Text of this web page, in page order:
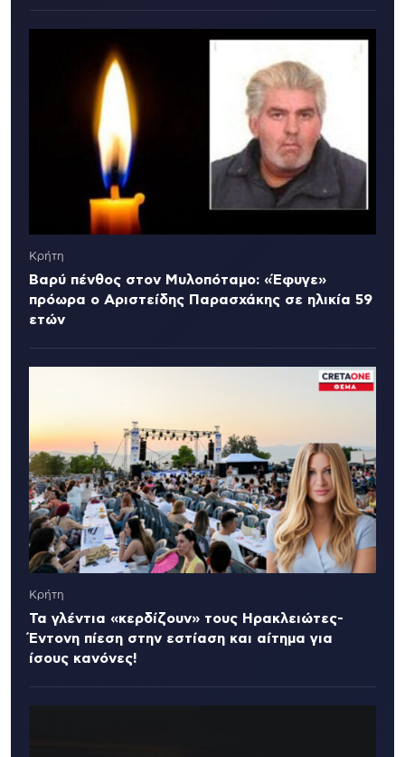
Κρήτη
Βαρύ πένθος στον Μυλοπόταμο: «Έφυγε»
πρόωρα ο Αριστείδης Παρασχάκης σε ηλικία 59
ετών
Κρήτη
Τα γλέντια «κερδίζουν» τους Ηρακλειώτες-
Έντονη πίεση στην εστίαση και αίτημα για
ίσους κανόνες!